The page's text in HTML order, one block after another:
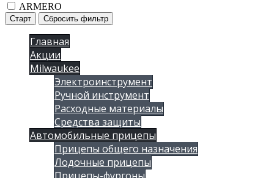
ARMERO
Старт Сбросить фильтр
Главная
Акции
Milwaukee
Электроинструмент
Ручной инструмент
Расходные материалы
Средства защиты
Автомобильные прицепы
Прицепы общего назначения
Лодочные прицепы